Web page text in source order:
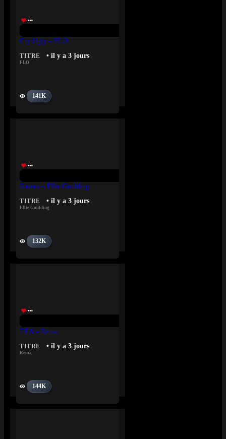
Cry Ugly – FLO
TITRE • il y a 3 jours
FLO
141K
Ravers – Ellie Goulding
TITRE • il y a 3 jours
Ellie Goulding
132K
TEA – Rema
TITRE • il y a 3 jours
Rema
144K